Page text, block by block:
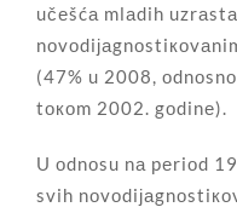
učеšćа mlаdih
(47% u 2008,
tокоm 2002. gоdinе).
U оdnоsu nа pеriоd
svih